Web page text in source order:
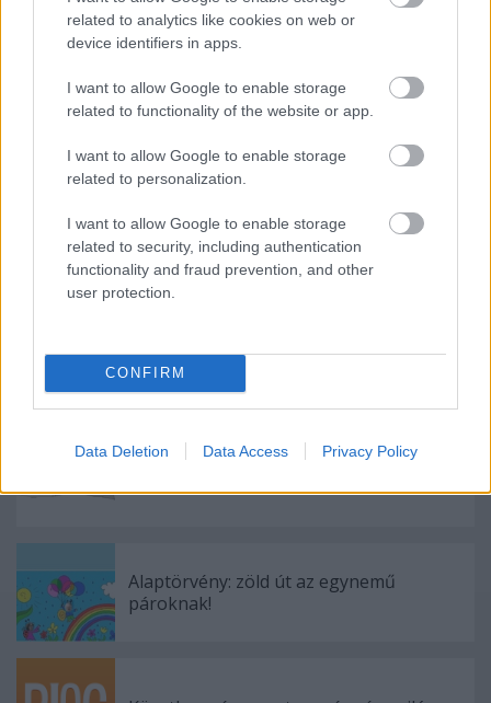
related to analytics like cookies on web or
device identifiers in apps.
I want to allow Google to enable storage
related to functionality of the website or app.
I want to allow Google to enable storage
related to personalization.
I want to allow Google to enable storage
related to security, including authentication
functionality and fraud prevention, and other
user protection.
CONFIRM
Data Deletion Data Access Privacy Policy
Címkék:kétfarkú
Ajánlott bejegyzések:
Alaptörvény: zöld út az egynemű
pároknak!